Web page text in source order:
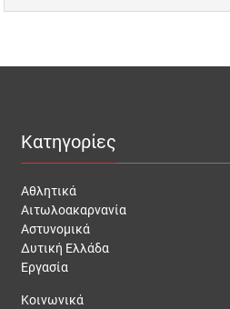
Κατηγορίες
Αθλητικά
Αιτωλοακαρνανία
Αστυνομικά
Δυτική Ελλάδα
Εργασία
Κοινωνικά